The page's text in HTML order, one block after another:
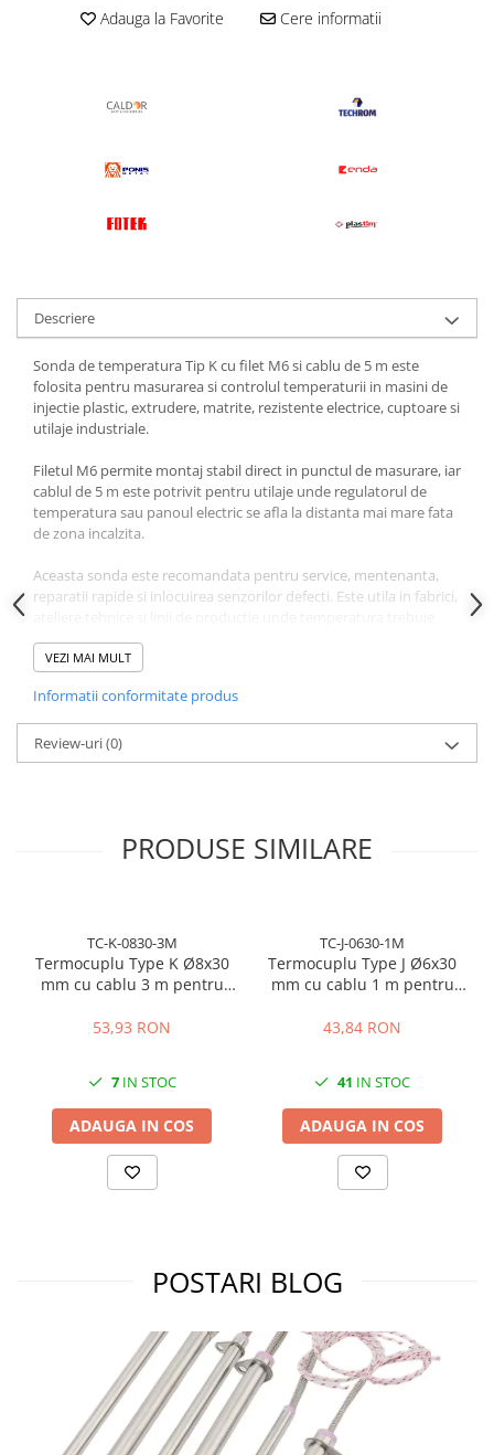
Adauga la Favorite Cere informatii
Descriere
Sonda de temperatura Tip K cu filet M6 si cablu de 5 m este
folosita pentru masurarea si controlul temperaturii in masini de
injectie plastic, extrudere, matrite, rezistente electrice, cuptoare si
utilaje industriale.
Filetul M6 permite montaj stabil direct in punctul de masurare, iar
cablul de 5 m este potrivit pentru utilaje unde regulatorul de
temperatura sau panoul electric se afla la distanta mai mare fata
de zona incalzita.
Aceasta sonda este recomandata pentru service, mentenanta,
reparatii rapide si inlocuirea senzorilor defecti. Este utila in fabrici,
citita corect pentru functionarea stabila a echipamentului.
temperatura care accepta intrare pentru termocuplu Tip K.
Inainte de comanda, verificati filetul M6, lungimea cablului si
compatibilitatea cu regulatorul existent.
VEZI MAI MULT
Informatii conformitate produs
Review-uri(0)
PRODUSE SIMILARE
TC-K-0830-3M
Termocuplu Type K Ø8x30
mm cu cablu 3 m pentru
53,93 RON
7IN STOC
ADAUGA IN COS
TC-J-0630-1M
Termocuplu Type J Ø6x30
mm cu cablu 1 m pentru
43,84 RON
41 IN STOC
ADAUGA IN COS
POSTARI BLOG